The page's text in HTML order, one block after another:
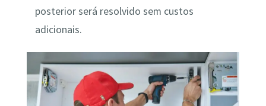
posterior será resolvido sem custos
adicionais.